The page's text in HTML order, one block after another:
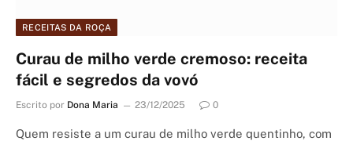
RECEITAS DA ROÇA
Curau de milho verde cremoso: receita
fácil e segredos da vovó
Escrito por Dona Maria 23/12/2025 0
Quem resiste a um curau de milho verde quentinho, com